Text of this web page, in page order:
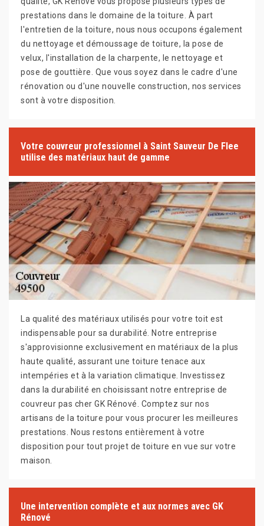
prestations dans le domaine de la toiture. À part
l'entretien de la toiture, nous nous occupons également
du nettoyage et démoussage de toiture, la pose de
velux, l'installation de la charpente, le nettoyage et
pose de gouttière. Que vous soyez dans le cadre d'une
rénovation ou d'une nouvelle construction, nos services
sont à votre disposition.
Votre couvreur professionnel à Saint Sauveur De Flee
utilise des matériaux haut de gamme
La qualité des matériaux utilisés pour votre toit est
indispensable pour sa durabilité. Notre entreprise
s'approvisionne exclusivement en matériaux de la plus
haute qualité, assurant une toiture tenace aux
intempéries et à la variation climatique. Investissez
dans la durabilité en choisissant notre entreprise de
couvreur pas cher GK Rénové. Comptez sur nos
artisans de la toiture pour vous procurer les meilleures
prestations. Nous restons entièrement à votre
disposition pour tout projet de toiture en vue sur votre
maison.
Une intervention complète et aux normes avec GK
Rénové